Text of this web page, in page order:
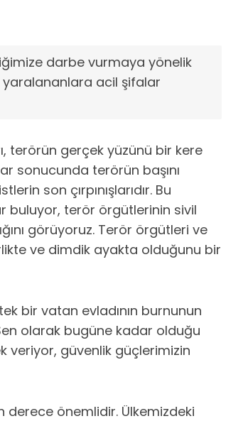
darbe vurmaya yönelik
yaralananlara acil şifalar
terörün gerçek yüzünü bir kere
sonucunda terörün başını
son çırpınışlarıdır. Bu
buluyor, terör örgütlerinin sivil
görüyoruz. Terör örgütleri ve
ve dimdik ayakta olduğunu bir
bir vatan evladının burnunun
olarak bugüne kadar olduğu
veriyor, güvenlik güçlerimizin
derece önemlidir. Ülkemizdeki